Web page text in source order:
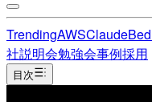
TrendingAWSClaude
社説明会勉強会事例採用
目次